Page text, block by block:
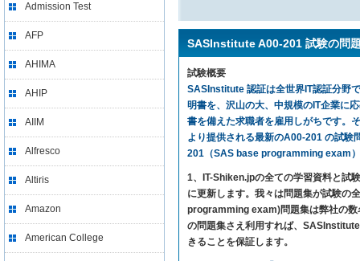
Admission Test
AFP
AHIMA
AHIP
AIIM
Alfresco
Altiris
Amazon
American College
SASInstitute A00-201 試験の問
試験概要
SASInstitute 認証は全世界IT認証分野
明書を、沢山の大、中規模のIT企業に
書を備えた求職者を雇用しがちです。
より提供される最新のA00-201 の試
201（SAS base programming exam
1、IT-Shiken.jpの全ての学習資料と試
に更新します。我々は問題集が試験の
programming exam)問題集は弊社の数
の問題集さえ利用すれば、
きることを保証します。